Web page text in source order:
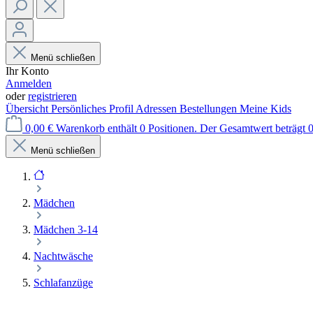
Menü schließen
Ihr Konto
Anmelden
oderregistrieren
Übersicht Persönliches Profil Adressen Bestellungen Meine Kids
0,00 € Warenkorb enthält 0 Positionen. Der Gesamtwert beträgt
Menü schließen
Mädchen
Mädchen 3-14
Nachtwäsche
Schlafanzüge